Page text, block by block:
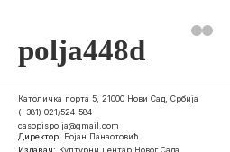
polja448d
Католичка порта 5, 21000 Нови Сад, Србија
(+381) 021/524-584
casopispolja@gmail.com
Директор: Бојан Панаотовић
Издавач: Културни центар Новог Сада